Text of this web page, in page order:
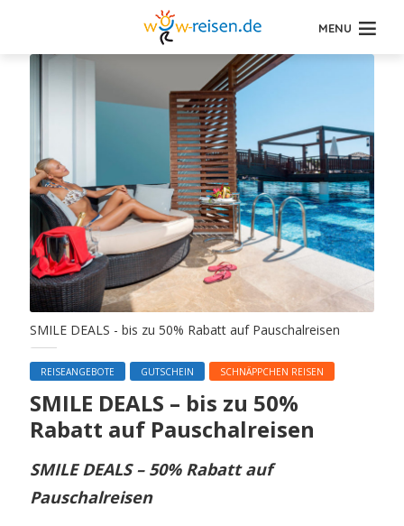
MENU
SMILE DEALS - bis zu 50% Rabatt auf Pauschalreisen
REISEANGEBOTE GUTSCHEIN SCHNÄPPCHEN REISEN
SMILE DEALS – bis zu 50%
Rabatt auf Pauschalreisen
SMILE DEALS – 50% Rabatt auf
Pauschalreisen